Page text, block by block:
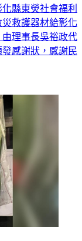
縣東熒社會福利
救護器材給彰化
理事長吳裕政代
感謝狀，感謝民